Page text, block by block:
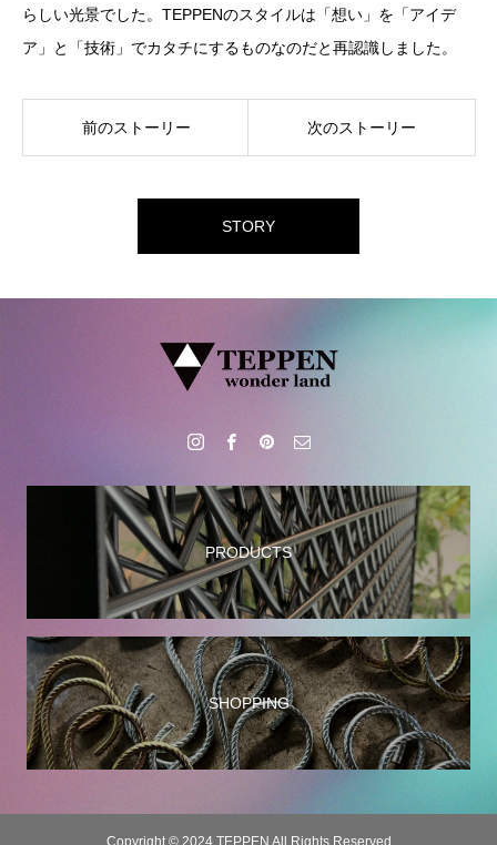
らしい光景でした。TEPPENのスタイルは「想い」を「アイデ
ア」と「技術」でカタチにするものなのだと再認識しました。
前のストーリー 次のストーリー
STORY
PRODUCTS
SHOPPING
Copyright © 2024 TEPPEN All Rights Reserved